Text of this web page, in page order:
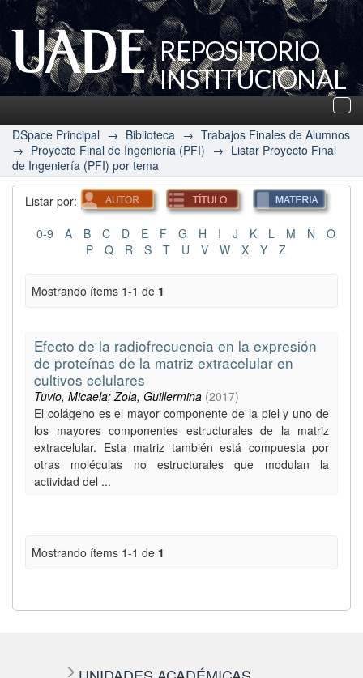
REPOSITORIO
INSTITUCIONAL
UADE
DSpace Principal → Biblioteca → Trabajos Finales de Alumnos
→ Proyecto Final de Ingeniería (PFI) → Listar Proyecto Final
de Ingeniería (PFI) por tema
Listar por:
0-9 A B C D E F G H I J K L M N
O
P
Q R S T U V W X Y Z
Mostrando ítems 1-1 de 1
Efecto de la radiofrecuencia en la expresión
de proteínas de la matriz extracelular en
cultivos celulares
Tuvio, Micaela; Zola, Guillermina (2017)
El colágeno es el mayor componente de la piel y uno de
los mayores componentes estructurales de la matriz
extracelular. Esta matriz también está compuesta por
otras moléculas no estructurales que modulan la
actividad del ...
Mostrando ítems 1-1 de 1